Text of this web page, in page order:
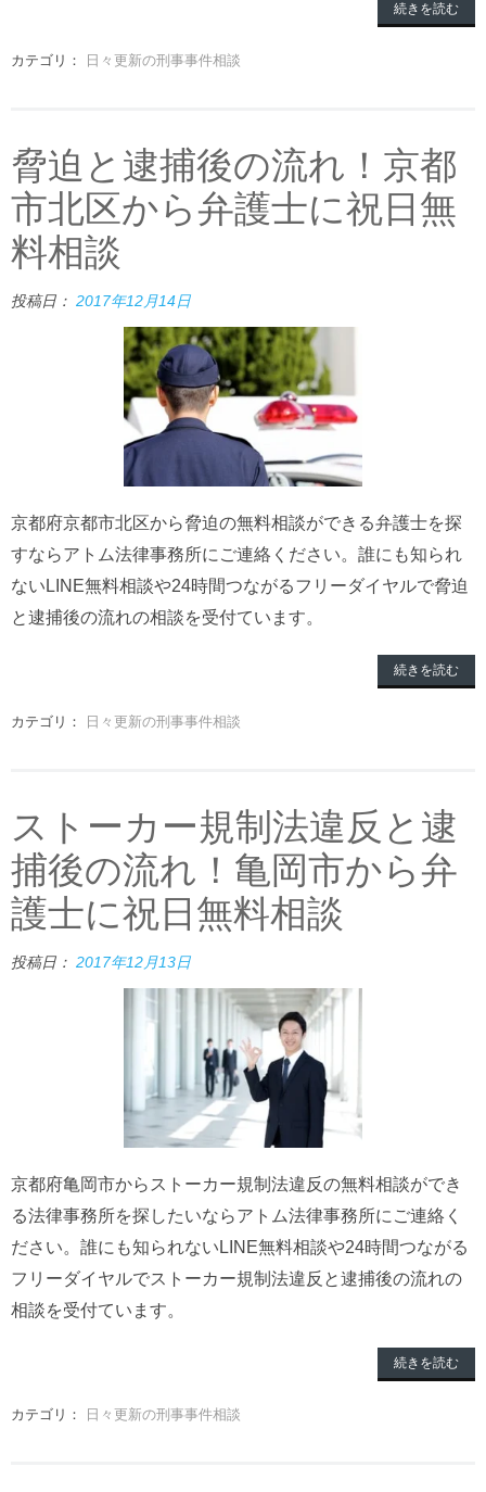
続きを読む
カテゴリ： 日々更新の刑事事件相談
脅迫と逮捕後の流れ！京都
市北区から弁護士に祝日無
料相談
投稿日： 2017年12月14日
京都府京都市北区から脅迫の無料相談ができる弁護士を探
すならアトム法律事務所にご連絡ください。誰にも知られ
ないLINE無料相談や24時間つながるフリーダイヤルで脅迫
と逮捕後の流れの相談を受付ています。
続きを読む
カテゴリ： 日々更新の刑事事件相談
ストーカー規制法違反と逮
捕後の流れ！亀岡市から弁
護士に祝日無料相談
投稿日： 2017年12月13日
京都府亀岡市からストーカー規制法違反の無料相談ができ
る法律事務所を探したいならアトム法律事務所にご連絡く
ださい。誰にも知られないLINE無料相談や24時間つながる
フリーダイヤルでストーカー規制法違反と逮捕後の流れの
相談を受付ています。
続きを読む
カテゴリ： 日々更新の刑事事件相談